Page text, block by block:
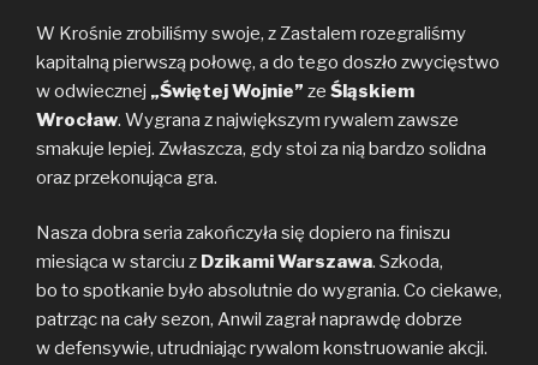
W Krośnie zrobiliśmy swoje, z Zastalem rozegraliśmy
kapitalną pierwszą połowę, a do tego doszło zwycięstwo
w odwiecznej „Świętej Wojnie” ze Śląskiem
Wrocław. Wygrana z największym rywalem zawsze
smakuje lepiej. Zwłaszcza, gdy stoi za nią bardzo solidna
oraz przekonująca gra.
Nasza dobra seria zakończyła się dopiero na finiszu
miesiąca w starciu z Dzikami Warszawa. Szkoda,
bo to spotkanie było absolutnie do wygrania. Co ciekawe,
patrząc na cały sezon, Anwil zagrał naprawdę dobrze
w defensywie, utrudniając rywalom konstruowanie akcji.